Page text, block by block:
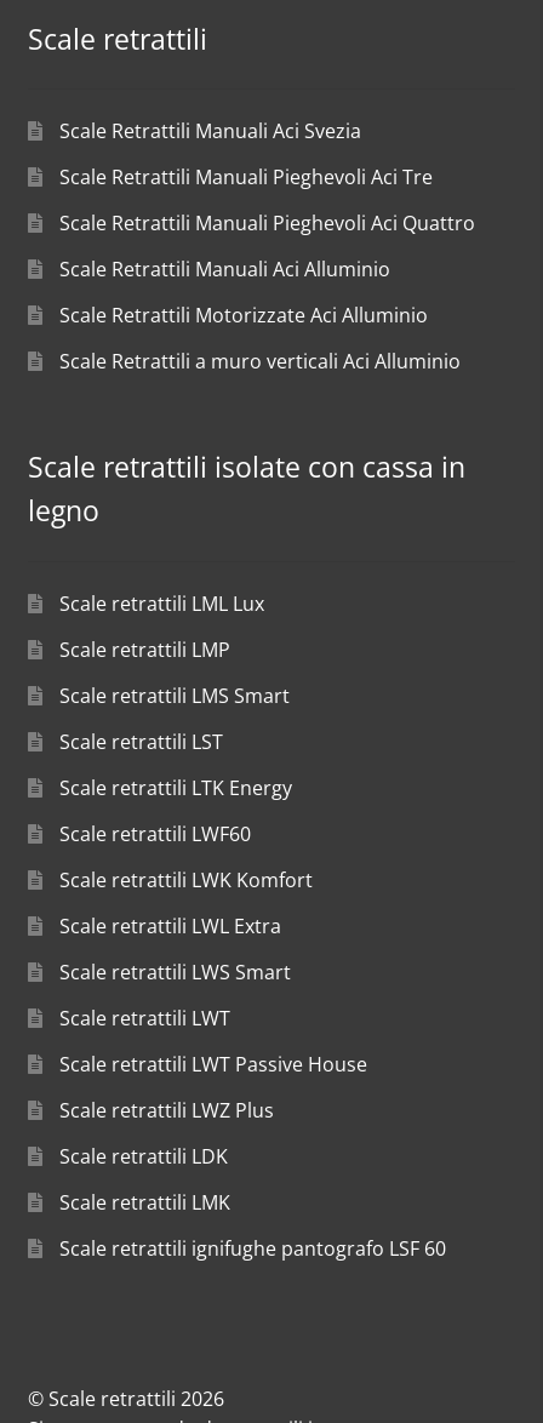
Scale retrattili
Scale Retrattili Manuali Aci Svezia
Scale Retrattili Manuali Pieghevoli Aci Tre
Scale Retrattili Manuali Pieghevoli Aci Quattro
Scale Retrattili Manuali Aci Alluminio
Scale Retrattili Motorizzate Aci Alluminio
Scale Retrattili a muro verticali Aci Alluminio
Scale retrattili isolate con cassa in
legno
Scale retrattili LML Lux
Scale retrattili LMP
Scale retrattili LMS Smart
Scale retrattili LST
Scale retrattili LTK Energy
Scale retrattili LWF60
Scale retrattili LWK Komfort
Scale retrattili LWL Extra
Scale retrattili LWS Smart
Scale retrattili LWT
Scale retrattili LWT Passive House
Scale retrattili LWZ Plus
Scale retrattili LDK
Scale retrattili LMK
Scale retrattili ignifughe pantografo LSF 60
© Scale retrattili 2026